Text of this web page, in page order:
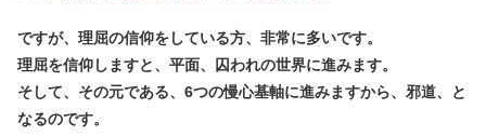
ですが、理屈の信仰をしている方、非常に多いです。
理屈を信仰しますと、平面、囚われの世界に進みます。
そして、その元である、6つの慢心基軸に進みますから、邪道、と
なるのです。